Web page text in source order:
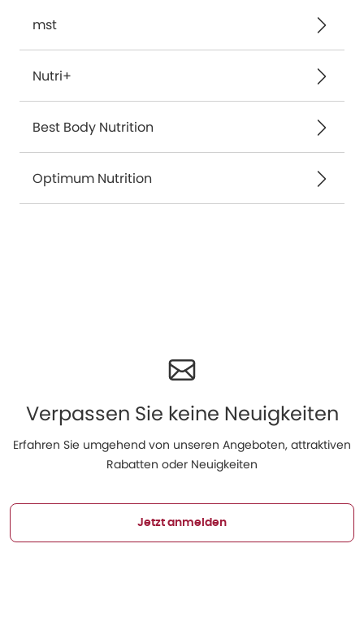
mst
Nutri+
Best Body Nutrition
Optimum Nutrition
Verpassen Sie keine Neuigkeiten
Erfahren Sie umgehend von unseren Angeboten, attraktiven
Rabatten oder Neuigkeiten
Jetzt anmelden